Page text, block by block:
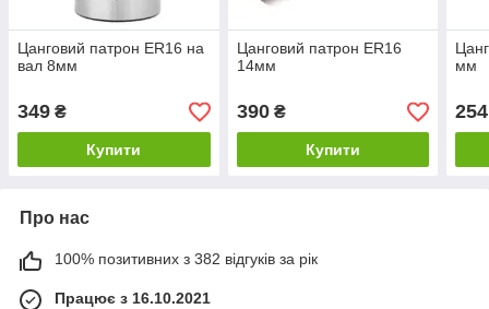
Цанговий патрон ER16 на
вал 8мм
349 ₴
Купити
Цанговий патрон ER16
14мм
390₴
Купити
мм
254
Про нас
100% позитивних з 382 відгуків за рік
Працює з 16.10.2021